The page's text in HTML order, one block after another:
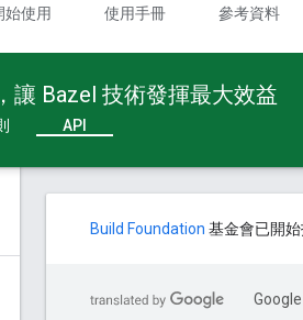
始使用 使用手冊 參考資料
讓 Bazel 技術發揮最大效益
API
Build Foundation 基金會已開